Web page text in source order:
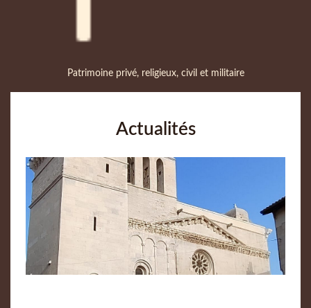
Patrimoine privé, religieux, civil et militaire
Actualités